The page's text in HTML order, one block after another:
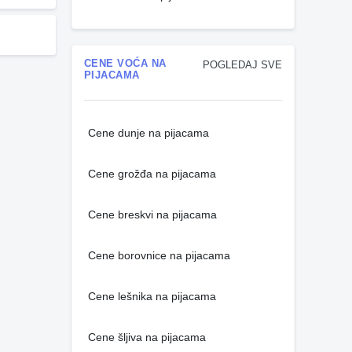
POGLEDAJ SVE
CENE VOĆA NA
PIJACAMA
Cene dunje na pijacama
Cene grožđa na pijacama
Cene breskvi na pijacama
Cene borovnice na pijacama
Cene lešnika na pijacama
Cene šljiva na pijacama